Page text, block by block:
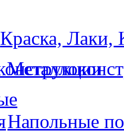
Краска, Лаки,
Напольные